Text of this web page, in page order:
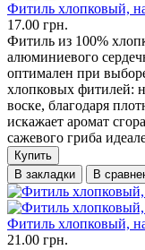
Фитиль хлопковый,
17.00 грн.
Фитиль из 100%
алюминиевого
оптимален при
хлопковых фитилей:
воске, благодаря
искажает аромат
сажевого гриба
Купить
В закладки
В
Фитиль хлопковый,
21.00 грн.